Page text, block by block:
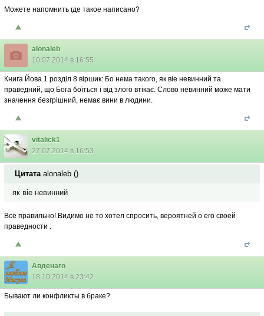
Можете напомнить где такое написано?
alonaleb
10.07.2014 в 16:55
Книга Йова 1 розділ 8 віршик: Бо нема такого, як віе невинний та
праведний, що Бога боїться і від злого втікає. Слово невинний може мати
значення безгрішний, немає вини в людини.
vitalick1
27.07.2014 в 16:53
Цитата alonaleb ()
як віе невинний
Всё правильно! Видимо не то хотел спросить, вероятней о его своей
праведности .
Авденаго
18.10.2014 в 23:42
Бывают ли конфликты в браке?